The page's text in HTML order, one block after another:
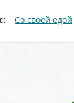
Со своей едой